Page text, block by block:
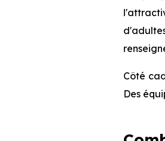
Côté
Des